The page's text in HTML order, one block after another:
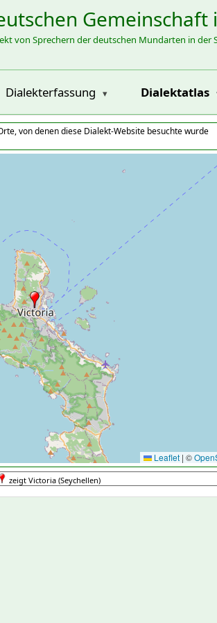
Gemeinschaft
von Sprechern der deutschen Mundarten in der
Dialekterfassung Dialektatlas
von denen diese Dialekt-Website besuchte wurde
Leaflet | ©
zeigt Victoria (Seychellen)